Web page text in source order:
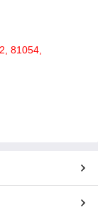
81054,